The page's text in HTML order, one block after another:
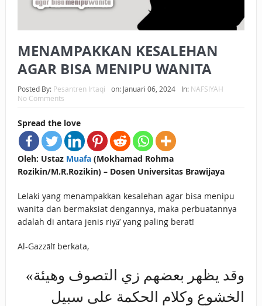
KEPEMILIKANNYA BERUBAH
ISTIDLAL BATIL VS ISTIDLAL SYAR’I
BAHASA CINTA KARENA ALLAH
HUKUM MEMBAYAR ZAKAT DENGAN CARA MENGANGSUR
HUKUM MEMBAYAR ZAKAT KEPADA KERABAT SENDIRI
MENAMPAKKAN KESALEHAN
AGAR BISA MENIPU WANITA
Posted By: Pesantren Irtaqi on: Januari 06, 2024 In: NAFSIYAH
No Comments
Spread the love
Oleh: Ustaz Muafa(Mokhamad Rohma
Rozikin/M.R.Rozikin) – Dosen Universitas Brawijaya
Lelaki yang menampakkan kesalehan agar bisa menipu
wanita dan bermaksiat dengannya, maka perbuatannya
adalah di antara jenis riyā’ yang paling berat!
Al-Gazzālī berkata,
«وقد يظهر بعضهم زي التصوف وهيئة
الخشوع وكلام الحكمة على سبيل